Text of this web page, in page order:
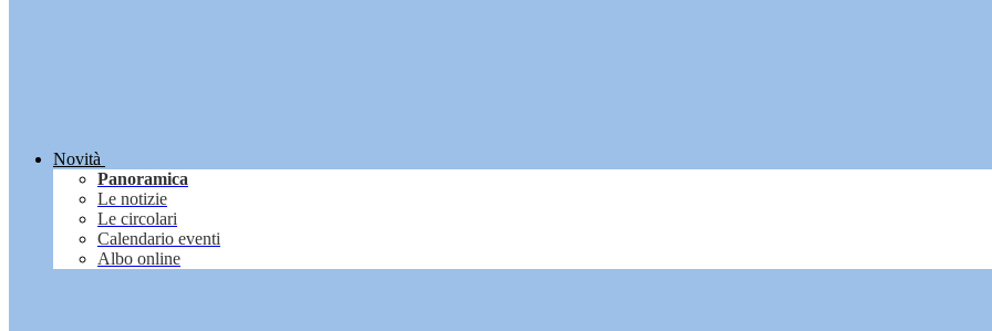
Novità
Panoramica
Le notizie
Le circolari
Calendario eventi
Albo online